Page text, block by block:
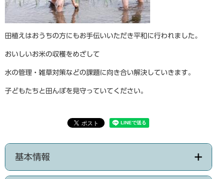
田植えはおうちの方にもお手伝いいただき平和に行われました。
おいしいお米の収穫をめざして
水の管理・雑草対策などの課題に向き合い解決していきます。
子どもたちと田んぼを見守っていてください。
基本情報